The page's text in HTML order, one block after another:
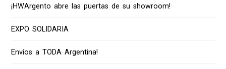
¡HWArgento abre las puertas de su showroom!
EXPO SOLIDARIA
Envíos a TODA Argentina!